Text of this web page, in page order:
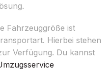
Fahrzeuggröße ist
Hierbei stehen
Verfügung. Du kannst